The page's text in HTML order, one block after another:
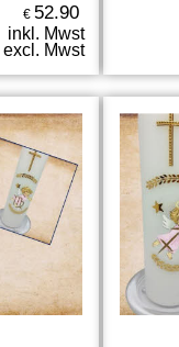
€ 52.90
inkl. Mwst
excl. Mwst